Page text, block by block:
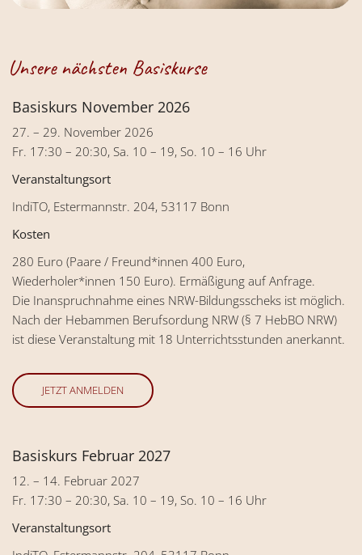
Unsere nächsten Basiskurse
Basiskurs November 2026
27. – 29. November 2026
Fr. 17:30 – 20:30, Sa. 10 – 19, So. 10 – 16 Uhr
Veranstaltungsort
IndiTO, Estermannstr. 204, 53117 Bonn
Kosten
280 Euro (Paare / Freund*innen 400 Euro,
Wiederholer*innen 150 Euro). Ermäßigung auf Anfrage.
Die Inanspruchnahme eines NRW-Bildungsscheks ist möglich.
Nach der Hebammen Berufsordung NRW (§ 7 HebBO NRW)
ist diese Veranstaltung mit 18 Unterrichtsstunden anerkannt.
JETZT ANMELDEN
Basiskurs Februar 2027
12. – 14. Februar 2027
Fr. 17:30 – 20:30, Sa. 10 – 19, So. 10 – 16 Uhr
Veranstaltungsort